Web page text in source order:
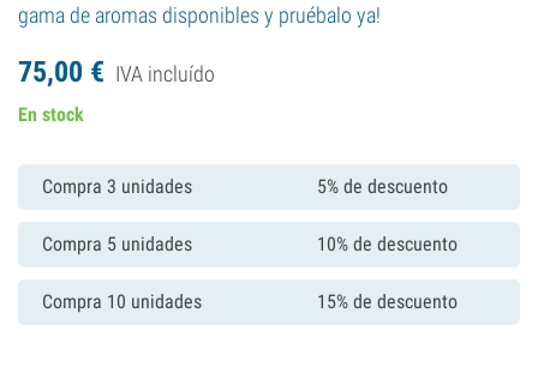
gama de aromas disponibles y pruébalo ya!
75,00 € IVA incluído
En stock
Compra 3 unidades 5% de descuento
Compra 5 unidades 10% de descuento
Compra 10 unidades 15% de descuento